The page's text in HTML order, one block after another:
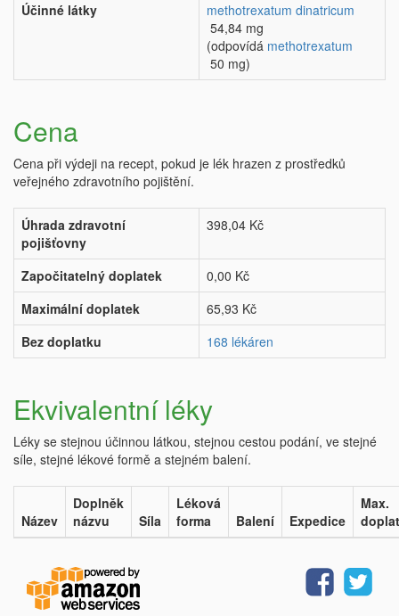
Účinné látky
methotrexatum dinatricum
54,84 mg
(odpovídá methotrexatum
50 mg)
Cena
Cena při výdeji na recept, pokud je lék hrazen z prostředků
veřejného zdravotního pojištění.
Úhrada zdravotní
pojišťovny
398,04 Kč
Započitatelný doplatek
0,00 Kč
Maximální doplatek
65,93 Kč
Bez doplatku
168 lékáren
Ekvivalentní léky
Léky se stejnou účinnou látkou, stejnou cestou podání, ve stejné
síle, stejné lékové formě a stejném balení.
Název
Doplněk
názvu
Síla
Léková
forma
Balení Expedice
Max.